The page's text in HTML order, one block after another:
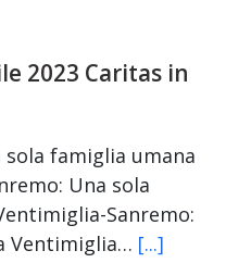
2023 Caritas in
famiglia umana
Una sola
Sanremo:
Ventimiglia… [...]